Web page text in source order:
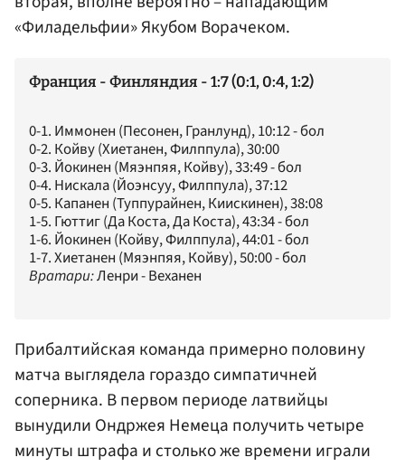
«Филадельфии» Якубом Ворачеком.
Франция - Финляндия - 1:7 (0:1, 0:4, 1:2)
0-1. Иммонен (Песонен, Гранлунд), 10:12 - бол
0-2. Койву (Хиетанен, Филппула), 30:00
0-3. Йокинен (Мяэнпяя, Койву), 33:49 - бол
0-4. Нискала (Йоэнсуу, Филппула), 37:12
0-5. Капанен (Туппурайнен, Киискинен), 38:08
1-5. Гюттиг (Да Коста, Да Коста), 43:34 - бол
1-6. Йокинен (Койву, Филппула), 44:01 - бол
1-7. Хиетанен (Мяэнпяя, Койву), 50:00 - бол
Вратари:Ленри - Веханен
Прибалтийская команда примерно половину
матча выглядела гораздо симпатичней
соперника. В первом периоде латвийцы
вынудили Ондржея Немеца получить четыре
минуты штрафа и столько же времени играли